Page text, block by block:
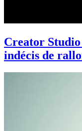
Creator
indécis de